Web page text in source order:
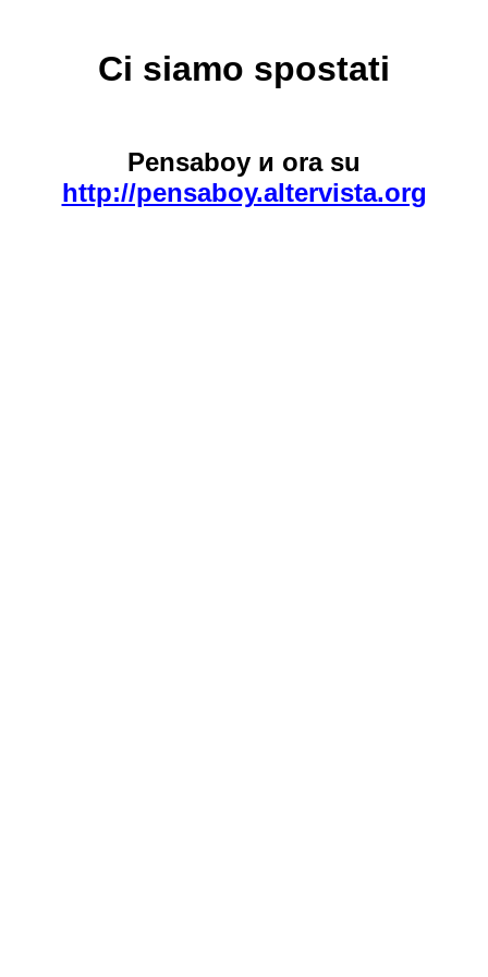
Ci siamo spostati
Pensaboy и ora su
http://pensaboy.altervista.org